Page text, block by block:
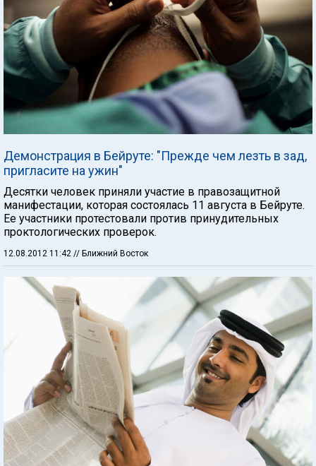
Демонстрация в Бейруте: "Прежде чем лезть в зад,
пригласите на ужин"
Десятки человек приняли участие в правозащитной
манифестации, которая состоялась 11 августа в Бейруте.
Ее участники протестовали против принудительных
проктологических проверок.
12.08.2012 11:42 // Ближний Восток